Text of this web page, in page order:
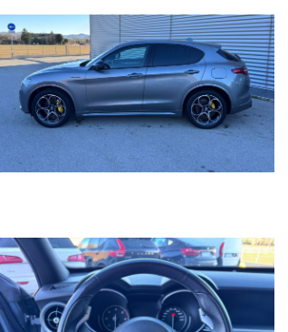
questo è solo un'annuncio e prima